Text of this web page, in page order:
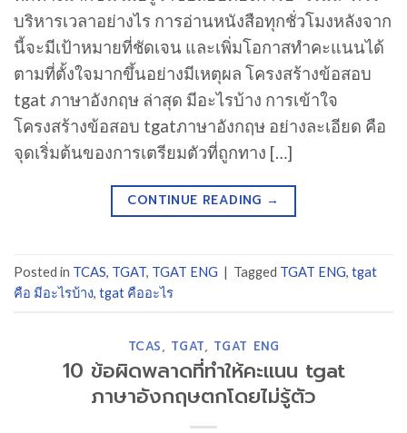
บริหารเวลาอย่างไร การอ่านหนังสือทุกชั่วโมงหลังจาก
นี้จะมีเป้าหมายที่ชัดเจน และเพิ่มโอกาสทำคะแนนได้
ตามที่ตั้งใจมากขึ้นอย่างมีเหตุผล โครงสร้างข้อสอบ
tgat ภาษาอังกฤษ ล่าสุด มีอะไรบ้าง การเข้าใจ
โครงสร้างข้อสอบ tgatภาษาอังกฤษ อย่างละเอียด คือ
จุดเริ่มต้นของการเตรียมตัวที่ถูกทาง […]
CONTINUE READING →
Posted in TCAS, TGAT, TGAT ENG | Tagged TGAT ENG, tgat
คือ มีอะไรบ้าง, tgat คืออะไร
TCAS, TGAT, TGAT ENG
10 ข้อผิดพลาดที่ทำให้คะแนน tgat
ภาษาอังกฤษตกโดยไม่รู้ตัว